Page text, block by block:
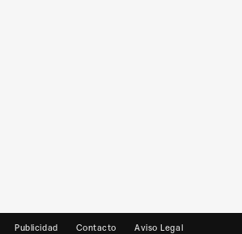
Publicidad Contacto Aviso Legal